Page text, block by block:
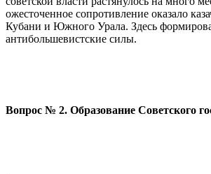
ожесточенное сопротивление оказало
Кубани и Южного Урала. Здесь
антибольшевистские силы.
Вопрос № 2. Образование Советского